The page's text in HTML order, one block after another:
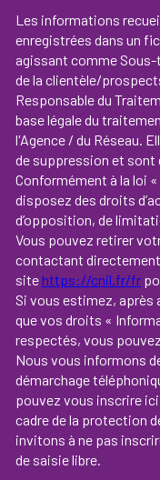
Les informations
enregistrées dans un
agissant comme
de la clientèle/
Responsable du
base légale du
l'Agence / du Réseau.
de suppression et sont
Conformément à la loi
disposez des droits
d’opposition, de
Vous pouvez retirer
contactant directement
site https://cnil.fr/fr
Si vous estimez, après
que vos droits «
respectés, vous
Nous vous informons
démarchage
pouvez vous inscrire
cadre de la protection
invitons à ne pas
de saisie libre.